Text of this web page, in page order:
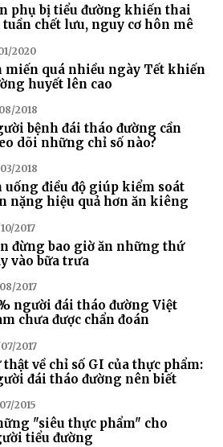
phụ bị tiểu đường khiến thai
tuần chết lưu, nguy cơ hôn mê
2020
miến quá nhiều ngày Tết khiến
huyết lên cao
2018
bệnh đái tháo đường cần
dõi những chỉ số nào?
2018
uống điều độ giúp kiểm soát
nặng hiệu quả hơn ăn kiêng
2017
đừng bao giờ ăn những thứ
vào bữa trưa
2017
người đái tháo đường Việt
chưa được chẩn đoán
2017
thật về chỉ số GI của thực phẩm:
đái tháo đường nên biết
2015
"siêu thực phẩm" cho
tiểu đường